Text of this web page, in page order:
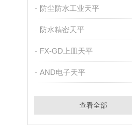
防尘防水工业天平
防水精密天平
FX-GD上皿天平
AND电子天平
查看全部